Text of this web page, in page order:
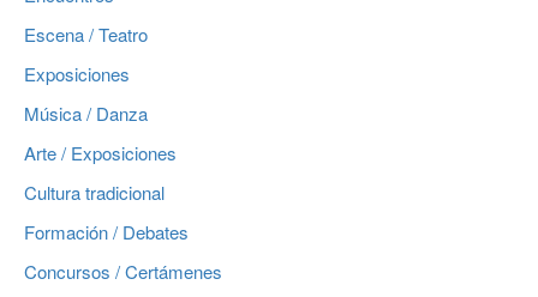
Escena / Teatro
Exposiciones
Música / Danza
Arte / Exposiciones
Cultura tradicional
Formación / Debates
Concursos / Certámenes